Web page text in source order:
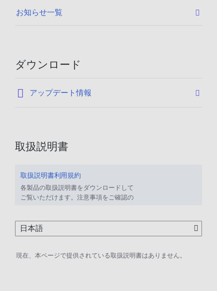
お知らせ一覧
ダウンロード
アップデート情報
取扱説明書
取扱説明書利用規約
各製品の取扱説明書をダウンロードして
ご覧いただけます。注意事項をご確認の
現在、本ページで提供されている取扱説明書はありません。